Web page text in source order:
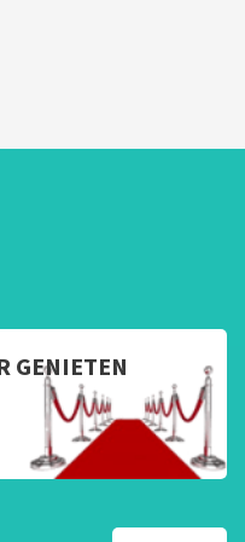
GENIETEN